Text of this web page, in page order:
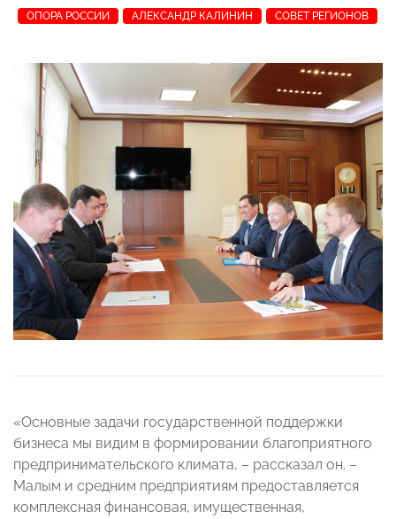
ОПОРА РОССИИ АЛЕКСАНДР КАЛИНИН СОВЕТ РЕГИОНОВ
«Основные задачи государственной поддержки
бизнеса мы видим в формировании благоприятного
предпринимательского климата, – рассказал он. –
Малым и средним предприятиям предоставляется
комплексная финансовая, имущественная,